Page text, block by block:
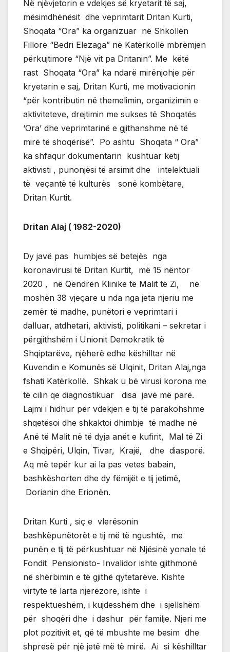
Në njëvjetorin e vdekjes së kryetarit të saj,
mësimdhënësit dhe veprimtarit Dritan Kurti,
Shoqata “Ora” ka organizuar në Shkollën
Fillore “Bedri Elezaga” në Katërkollë mbrëmjen
përkujtimore “Një vit pa Dritanin”. Me këtë
rast Shoqata “Ora” ka ndarë mirënjohje për
kryetarin e saj, Dritan Kurti, me motivacionin
“për kontributin në themelimin, organizimin e
aktiviteteve, drejtimin me sukses të Shoqatës
‘Ora’ dhe veprimtarinë e gjithanshme në të
mirë të shoqërisë”. Po ashtu Shoqata “ Ora”
ka shfaqur dokumentarin kushtuar këtij
aktivisti , punonjësi të arsimit dhe intelektuali
të veçantë të kulturës sonë kombëtare,
Dritan Kurtit.
Dritan Alaj ( 1982-2020)
Dy javë pas humbjes së betejës nga
koronavirusi të Dritan Kurtit, më 15 nëntor
2020 , në Qendrën Klinike të Malit të Zi, në
moshën 38 vjeçare u nda nga jeta njeriu me
zemër të madhe, punëtori e veprimtari i
dalluar, atdhetari, aktivisti, politikani – sekretar i
përgjithshëm i Unionit Demokratik të
Shqiptarëve, njëherë edhe këshilltar në
Kuvendin e Komunës së Ulqinit, Dritan Alaj,nga
fshati Katërkollë. Shkak u bë virusi korona me
të cilin qe diagnostikuar disa javë më parë.
Lajmi i hidhur për vdekjen e tij të parakohshme
shqetësoi dhe shkaktoi dhimbje të madhe në
Anë të Malit në të dyja anët e kufirit, Mal të Zi
e Shqipëri, Ulqin, Tivar, Krajë, dhe diasporë.
Aq më tepër kur ai la pas vetes babain,
bashkëshorten dhe dy fëmijët e tij jetimë,
Dorianin dhe Erionën.
Dritan Kurti , siç e vlerësonin
bashkëpunëtorët e tij më të ngushtë, me
punën e tij të përkushtuar në Njësinë yonale të
Fondit Pensionisto- Invalidor ishte gjithmonë
në shërbimin e të gjithë qytetarëve. Kishte
virtyte të larta njerëzore, ishte i
respektueshëm, i kujdesshëm dhe i sjellshëm
për shoqëri dhe i dashur për familje. Njeri me
plot pozitivit et, që të mbushte me besim dhe
shpresë për një jetë më të mirë. Ai si këshilltar